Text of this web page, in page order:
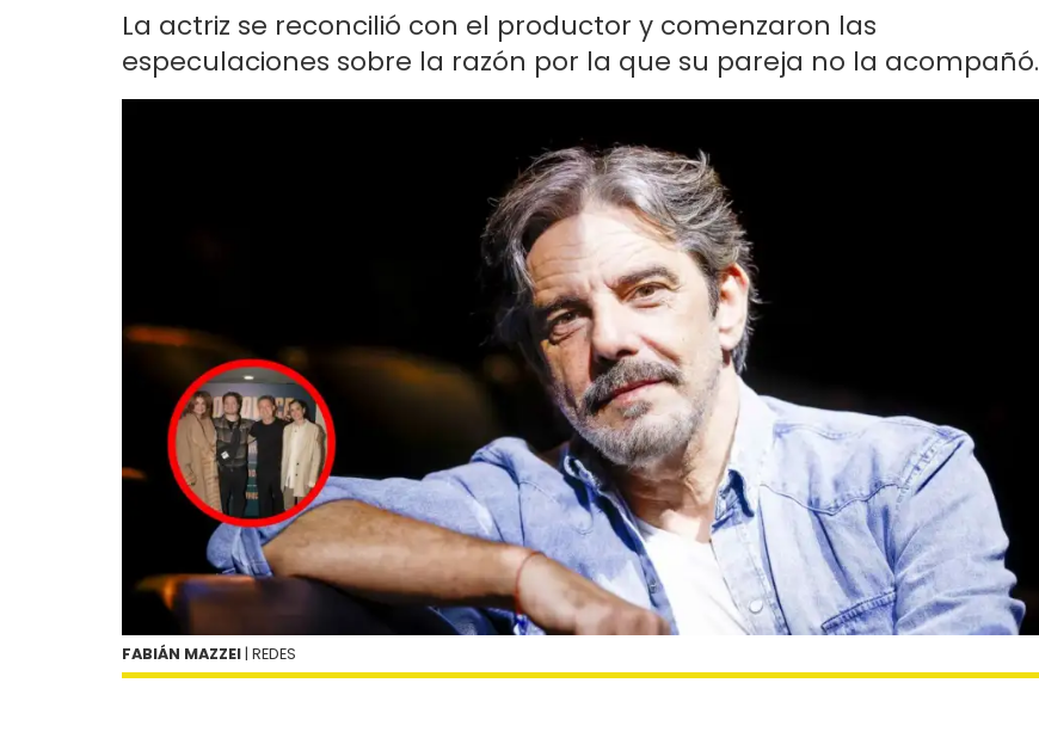
La actriz se reconcilió con el productor y comenzaron las
especulaciones sobre la razón por la que su pareja no la acompañó.
FABIÁN MAZZEI | REDES